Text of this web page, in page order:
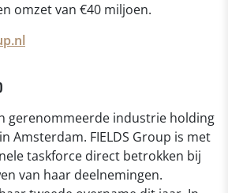
omzet van €40 miljoen.
gerenommeerde industrie holding
Amsterdam. FIELDS Group is met
taskforce direct betrokken bij
van haar deelnemingen.